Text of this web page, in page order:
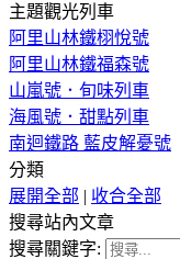
主題觀光列車
阿里山林鐵栩悅號
阿里山林鐵福森號
山嵐號．旬味列車
海風號．甜點列車
南迴鐵路 藍皮解憂號
分類
展開全部 | 收合全部
搜尋站內文章
搜尋關鍵字: